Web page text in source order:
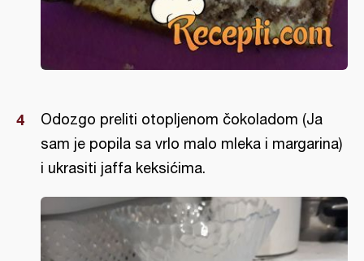
Odozgo preliti otopljenom čokoladom (Ja
sam je popila sa vrlo malo mleka i margarina)
i ukrasiti jaffa keksićima.